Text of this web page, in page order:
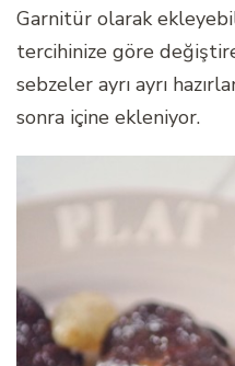
Garnitür olarak
tercihinize göre
sebzeler ayrı ayrı
sonra içine ekleniyor.